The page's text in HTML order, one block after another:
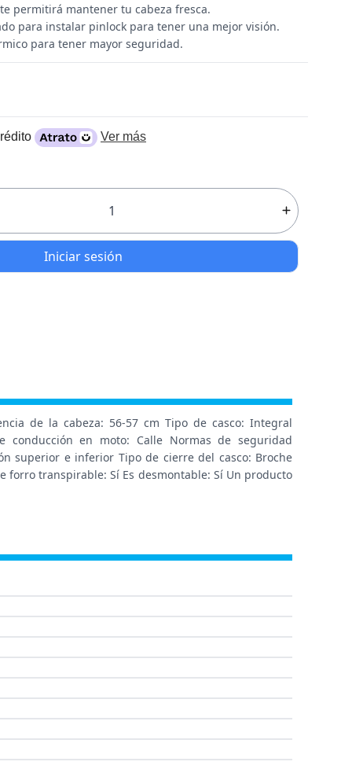
permitirá mantener tu cabeza fresca.
para instalar pinlock para tener una mejor visión.
para tener mayor seguridad.
Ver más
Iniciar sesión
de la cabeza: 56-57 cm Tipo de casco: Integral
conducción en moto: Calle Normas de seguridad
superior e inferior Tipo de cierre del casco: Broche
forro transpirable: Sí Es desmontable: Sí Un producto